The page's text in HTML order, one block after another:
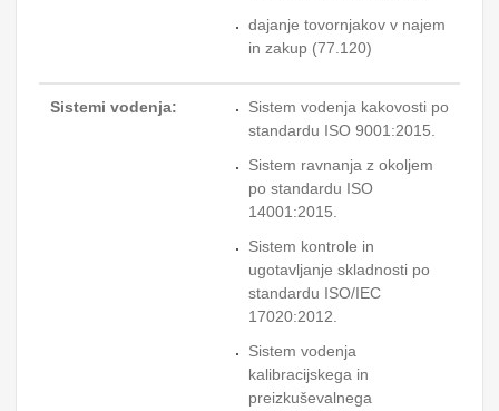
dajanje tovornjakov v najem
in zakup (77.120)
Sistemi vodenja:
Sistem vodenja kakovosti po
standardu ISO 9001:2015.
Sistem ravnanja z okoljem
po standardu ISO
14001:2015.
Sistem kontrole in
ugotavljanje skladnosti po
standardu ISO/IEC
17020:2012.
Sistem vodenja
kalibracijskega in
preizkuševalnega